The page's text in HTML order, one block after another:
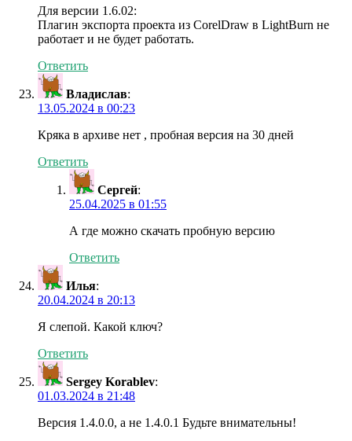
Для версии 1.6.02:
Плагин экспорта проекта из CorelDraw в LightBurn не
работает и не будет работать.
Ответить
Владислав:
13.05.2024 в 00:23
Кряка в архиве нет , пробная версия на 30 дней
Ответить
Сергей:
25.04.2025 в 01:55
А где можно скачать пробную версию
Ответить
Илья:
20.04.2024 в 20:13
Я слепой. Какой ключ?
Ответить
Sergey Korablev:
01.03.2024 в 21:48
Версия 1.4.0.0, а не 1.4.0.1 Будьте внимательны!